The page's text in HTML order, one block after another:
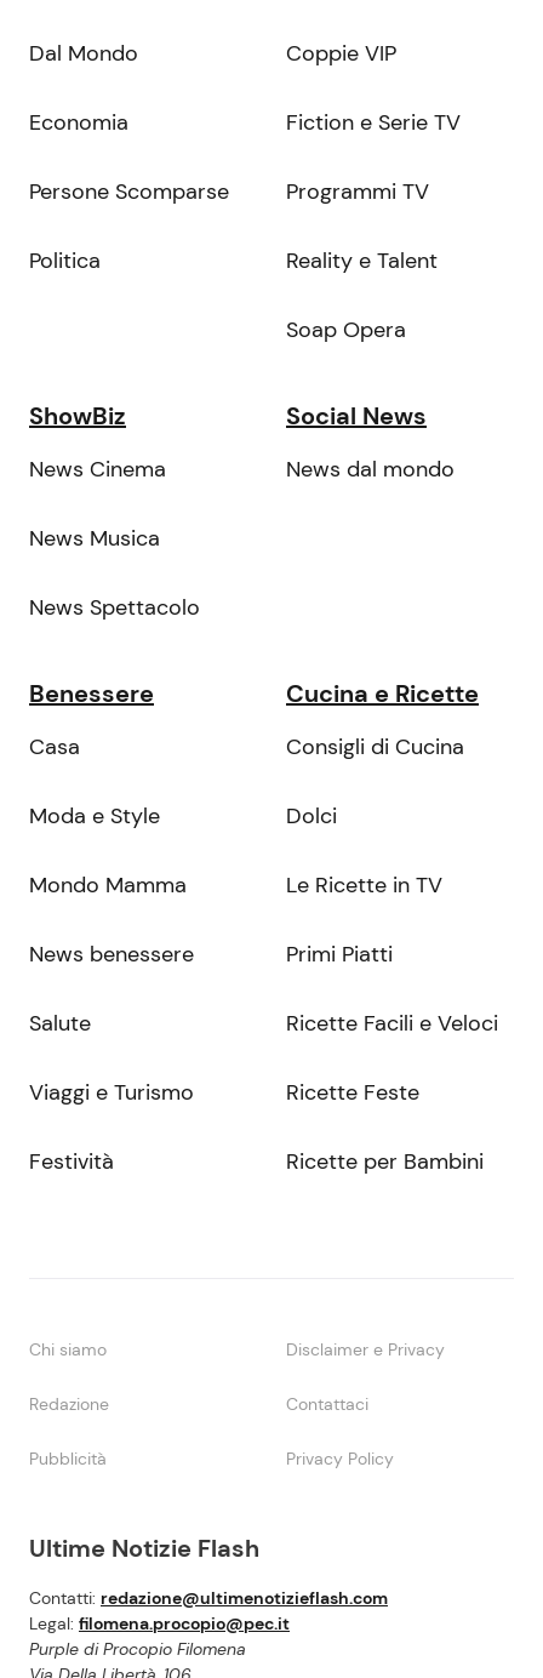
Ultime Notizie Flash
Contatti: redazione@ultimenotizieflash.com
Legal: filomena.procopio@pec.it
Purple di Procopio Filomena
Dal Mondo
Economia
Persone Scomparse
Politica
Coppie VIP
Fiction e Serie TV
Programmi TV
Reality e Talent
Soap Opera
ShowBiz
News Cinema
News Musica
News Spettacolo
Social News
News dal mondo
Benessere
Casa
Moda e Style
Mondo Mamma
News benessere
Salute
Viaggi e Turismo
Festività
Cucina e Ricette
Consigli di Cucina
Dolci
Le Ricette in TV
Primi Piatti
Ricette Facili e Veloci
Ricette Feste
Ricette per Bambini
Chi siamo Disclaimer e Privacy
Redazione Contattaci
Pubblicità Privacy Policy